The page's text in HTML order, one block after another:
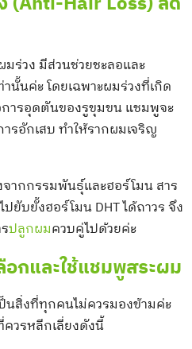
ร่วง มีส่วนช่วยชะลอและ
นั้นค่ะ โดยเฉพาะผมร่วงที่เกิด
ารอุดตันของรูขุมขน แชมพูจะ
รอักเสบ ทำให้รากผมเจริญ
ากกรรมพันธุ์และฮอร์โมน สาร
ยับยั้งฮอร์โมน DHT ได้ถาวร จึง
ปลูกผมควบคู่ไปด้วยค่ะ
อกและใช้แชมพูสระผม
นสิ่งที่ทุกคนไม่ควรมองข้ามค่ะ
ควรหลีกเลี่ยงดังนี้